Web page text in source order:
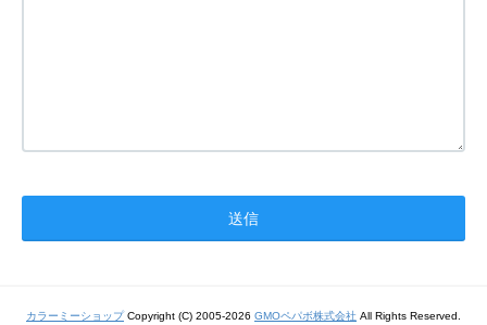
カラーミーショップCopyright (C) 2005-2026 GMOペパボ株式会社 All Rights Reserved.